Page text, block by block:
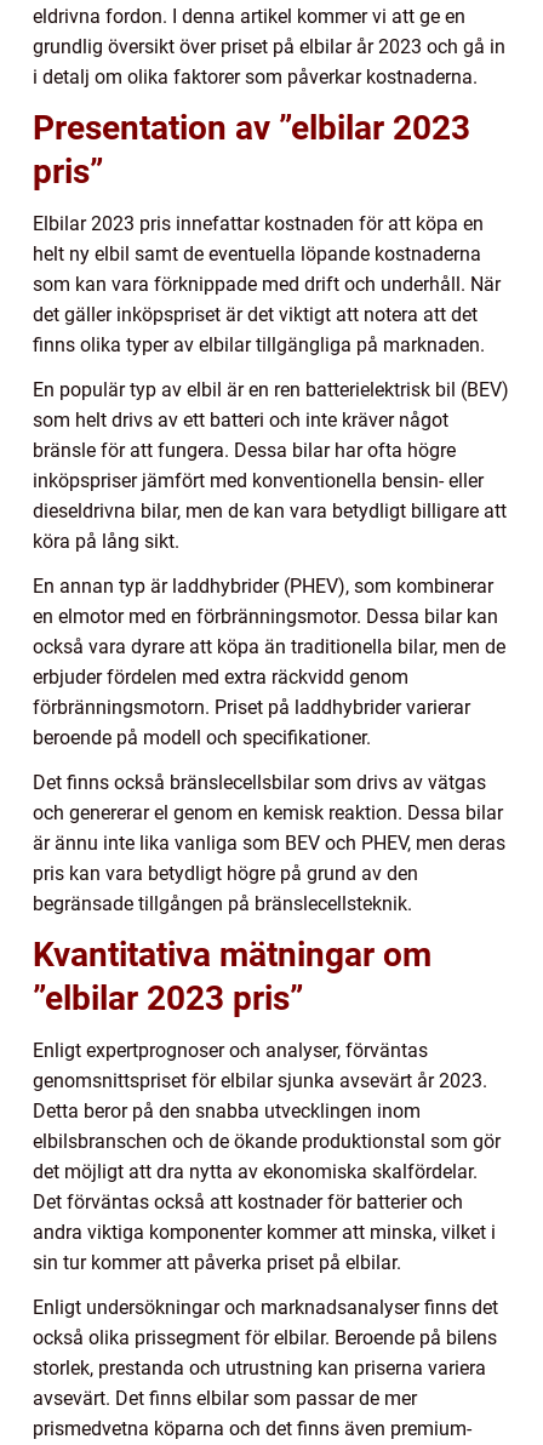
eldrivna fordon. I denna artikel kommer vi att ge en
grundlig översikt över priset på elbilar år 2023 och gå in
i detalj om olika faktorer som påverkar kostnaderna.
Presentation av ”elbilar 2023
pris”
Elbilar 2023 pris innefattar kostnaden för att köpa en
helt ny elbil samt de eventuella löpande kostnaderna
som kan vara förknippade med drift och underhåll. När
det gäller inköpspriset är det viktigt att notera att det
finns olika typer av elbilar tillgängliga på marknaden.
En populär typ av elbil är en ren batterielektrisk bil (BEV)
som helt drivs av ett batteri och inte kräver något
bränsle för att fungera. Dessa bilar har ofta högre
inköpspriser jämfört med konventionella bensin- eller
dieseldrivna bilar, men de kan vara betydligt billigare att
köra på lång sikt.
En annan typ är laddhybrider (PHEV), som kombinerar
en elmotor med en förbränningsmotor. Dessa bilar kan
också vara dyrare att köpa än traditionella bilar, men de
erbjuder fördelen med extra räckvidd genom
förbränningsmotorn. Priset på laddhybrider varierar
beroende på modell och specifikationer.
Det finns också bränslecellsbilar som drivs av vätgas
och genererar el genom en kemisk reaktion. Dessa bilar
är ännu inte lika vanliga som BEV och PHEV, men deras
pris kan vara betydligt högre på grund av den
begränsade tillgången på bränslecellsteknik.
Kvantitativa mätningar om
”elbilar 2023 pris”
Enligt expertprognoser och analyser, förväntas
genomsnittspriset för elbilar sjunka avsevärt år 2023.
Detta beror på den snabba utvecklingen inom
elbilsbranschen och de ökande produktionstal som gör
det möjligt att dra nytta av ekonomiska skalfördelar.
Det förväntas också att kostnader för batterier och
andra viktiga komponenter kommer att minska, vilket i
sin tur kommer att påverka priset på elbilar.
Enligt undersökningar och marknadsanalyser finns det
också olika prissegment för elbilar. Beroende på bilens
storlek, prestanda och utrustning kan priserna variera
avsevärt. Det finns elbilar som passar de mer
prismedvetna köparna och det finns även premium-